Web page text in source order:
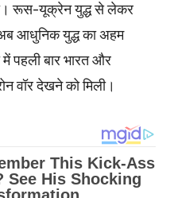
रूस-यूक्रेन युद्ध से लेकर
आधुनिक युद्ध का अहम
पहली बार भारत और
वॉर देखने को मिली।